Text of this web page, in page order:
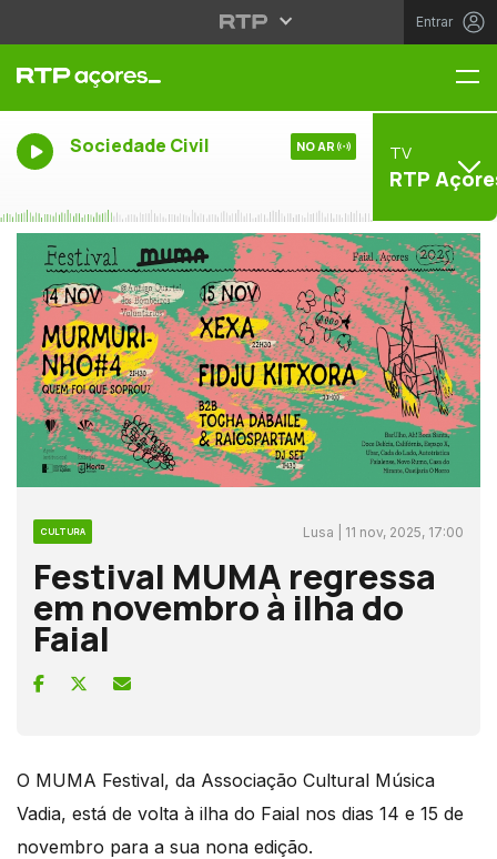
Entrar
Sociedade Civil NO AR TV
RTP
CULTURA Lusa | 11 nov, 2025, 17:00
Festival MUMA regressa
em novembro à ilha do
Faial
O MUMA Festival, da Associação Cultural Música
Vadia, está de volta à ilha do Faial nos dias 14 e 15 de
novembro para a sua nona edição.